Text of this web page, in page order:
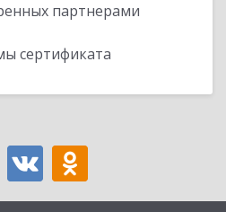
партнерами
сертификата